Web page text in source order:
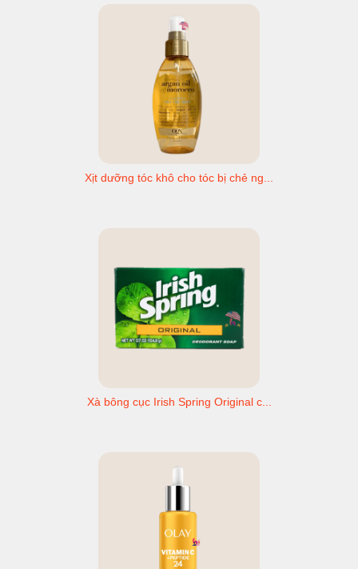
Xịt dưỡng tóc khô cho tóc bị chẻ ng...
Xà bông cục Irish Spring Original c...